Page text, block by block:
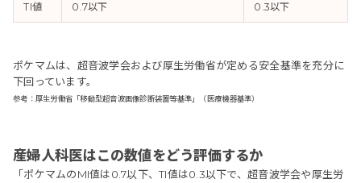
TI値 0.7以下 0.3以下
ポケマムは、超音波学会および厚生労働省が定める安全基準を充分に
下回っています。
参考：厚生労働省「移動型超音波画像診断装置等基準」（医療機器基準）
産婦人科医はこの数値をどう評価するか
「ポケマムのMI値は0.7以下、TI値は0.3以下で、超音波学会や厚生労